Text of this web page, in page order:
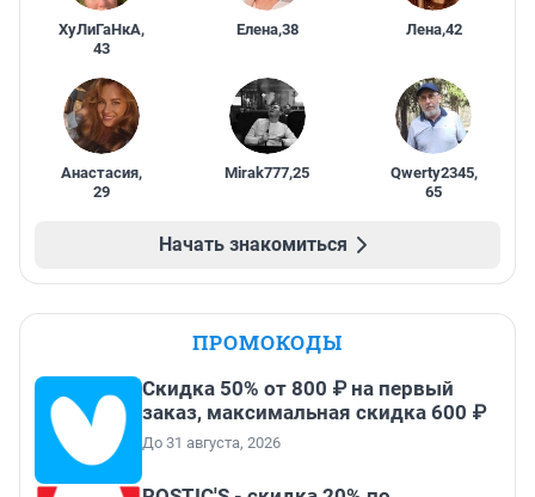
ХуЛиГаНкА,
43
Елена,38 Лена,42
Анастасия,
29
Mirak777,25 Qwerty2345,
65
Начать знакомиться
ПРОМОКОДЫ
Скидка 50% от 800 ₽ на первый
заказ, максимальная скидка 600 ₽
До 31 августа, 2026